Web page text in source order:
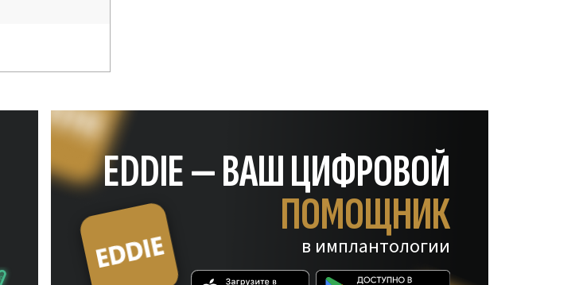
EDDIE — ВАШ ЦИФРОВОЙ
ПОМОЩНИК
в имплантологии